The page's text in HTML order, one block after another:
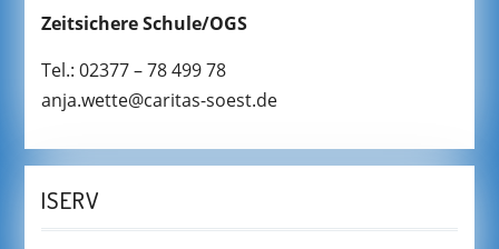
Zeitsichere Schule/OGS
Tel.: 02377 – 78 499 78
anja.wette@caritas-soest.de
ISERV